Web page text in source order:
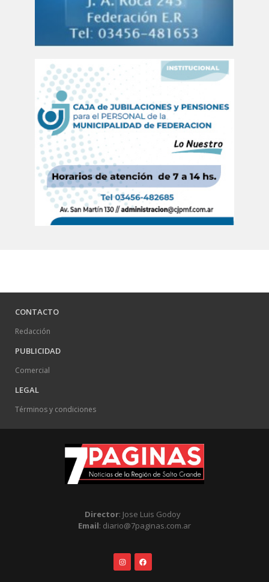
CONTACTO
Redacción
PUBLICIDAD
Comercial
LEGAL
Términos y condiciones
Director: Jose Luis Godoy
Email: diario@7paginas.com.ar